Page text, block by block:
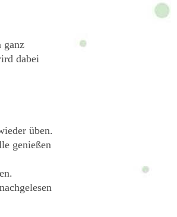
ganz
dabei
üben.
genießen